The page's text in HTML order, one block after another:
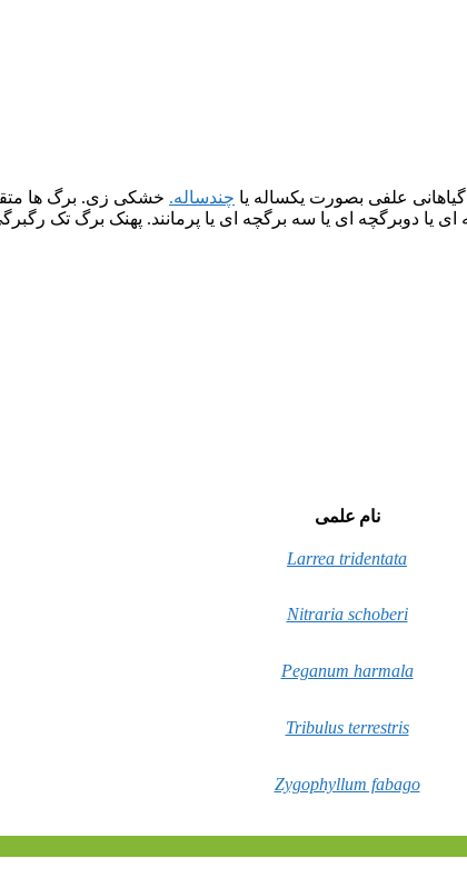
گیاهانی علفی بصورت یکساله یا چندساله. خشکی زی. برگ ها
یا دوبرگچه ای یا سه برگچه ای یا پرمانند. پهنک برگ تک
نام علمی
Larrea tridentata
Nitraria schoberi
Peganum harmala
Tribulus terrestris
Zygophyllum fabago